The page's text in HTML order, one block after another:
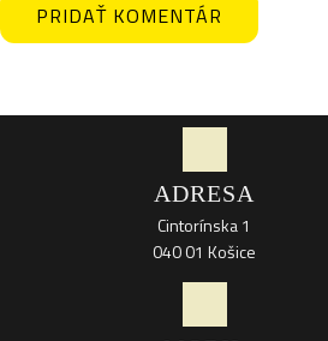
PRIDAŤ KOMENTÁR
ADRESA
Cintorínska 1
040 01 Košice